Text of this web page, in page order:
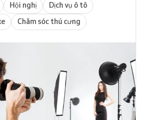
Hội nghị
Dịch vụ ô tô
Chăm sóc thú cưng